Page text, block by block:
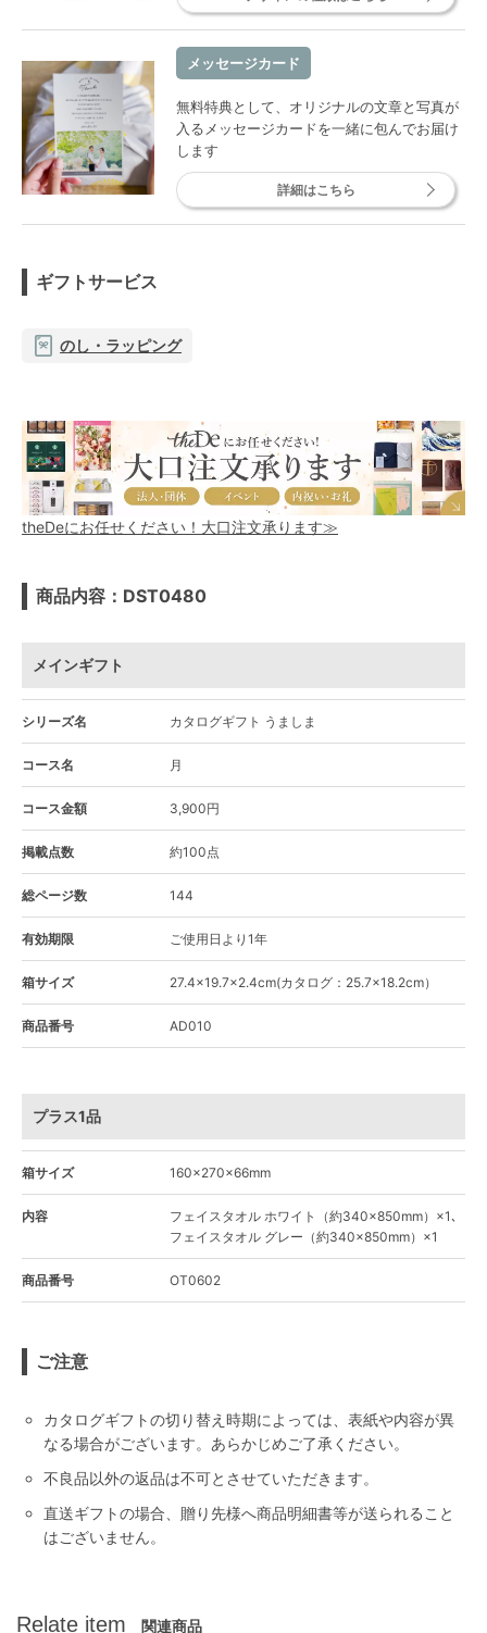
メッセージカード
無料特典として、オリジナルの文章と写真が
入るメッセージカードを一緒に包んでお届け
します
詳細はこちら
ギフトサービス
のし・ラッピング
theDeにお任せください！大口注文承ります≫
商品内容：DST0480
メインギフト
シリーズ名 カタログギフト うましま
コース名 月
コース金額 3,900円
掲載点数 約100点
総ページ数 144
有効期限 ご使用日より1年
箱サイズ 27.4×19.7×2.4cm(カタログ：25.7×18.2cm）
商品番号 AD010
プラス1品
箱サイズ 160×270×66mm
内容
フェイスタオル ホワイト（約340×850mm）×1､
フェイスタオル グレー（約340×850mm）×1
商品番号 OT0602
ご注意
カタログギフトの切り替え時期によっては、表紙や内容が異
なる場合がございます。あらかじめご了承ください。
不良品以外の返品は不可とさせていただきます。
直送ギフトの場合、贈り先様へ商品明細書等が送られること
はございません。
Relate item 関連商品